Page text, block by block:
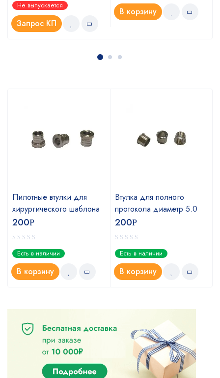
Оценка
4.00из
5
Не выпускается
Запрос КП
В корзину
Пилотные втулки для
хирургического шаблона
200Р
Есть в наличии
В корзину
Втулка для полного
протокола диаметр 5.0
200Р
Есть в наличии
В корзину